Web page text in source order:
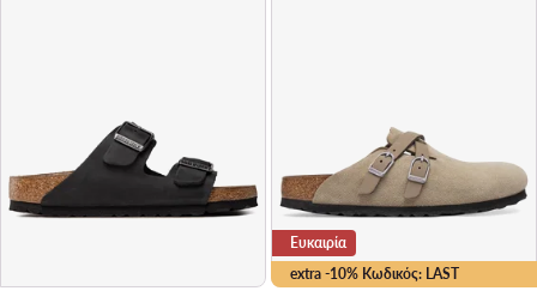
extra -10% Κωδικός: LAST
Ευκαιρία